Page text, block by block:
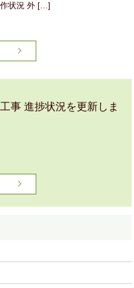
作状況 外 […]
事 進捗状況を更新しま